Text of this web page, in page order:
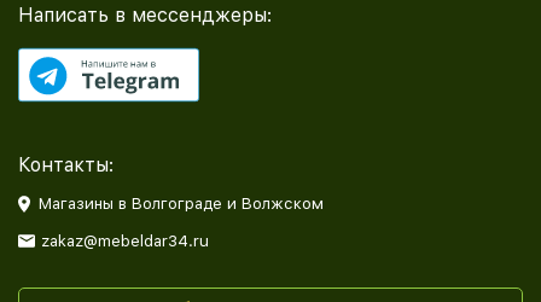
Написать в мессенджеры:
Контакты:
Магазины в Волгограде и Волжском
zakaz@mebeldar34.ru